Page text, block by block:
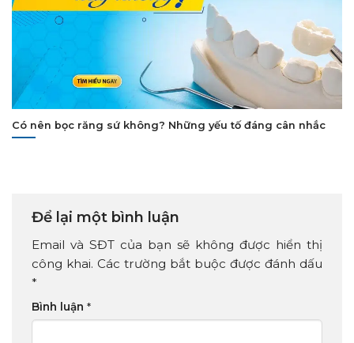
Có nên bọc răng sứ không? Những yếu tố đáng cân nhắc
Để lại một bình luận
Email và SĐT của bạn sẽ không được hiển thị
công khai. Các trường bắt buộc được đánh dấu
*
Bình luận *